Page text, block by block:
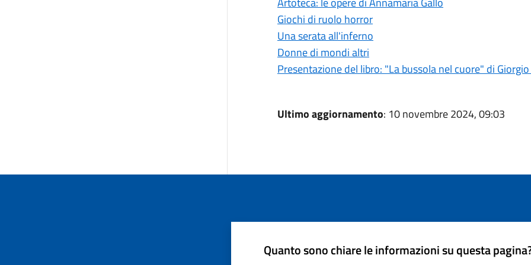
Giochi di ruolo horror
Una serata all'inferno
Donne di mondi altri
Presentazione del libro: "La bussola nel cuore" di
Ultimo aggiornamento: 10 novembre 2024, 09:03
Quanto sono chiare le informazioni su questa